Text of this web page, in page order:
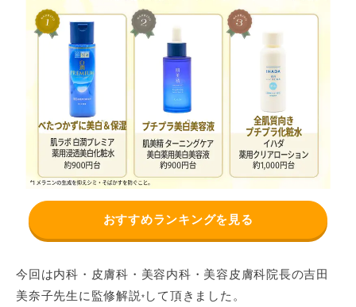
おすすめランキングを見る
今回は内科・皮膚科・美容内科・美容皮膚科院長の吉田
美奈子先生に監修解説 * して頂きました。